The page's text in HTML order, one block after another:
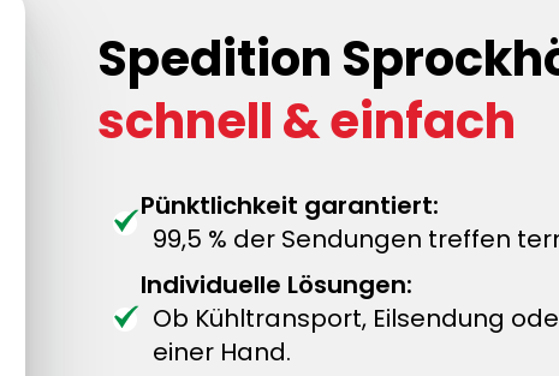
Spedition
schnell & einfach
Pünktlichkeit garantiert:
99,5 % der Sendungen treffen
Individuelle Lösungen:
Ob Kühltransport, Eilsendung
einer Hand.